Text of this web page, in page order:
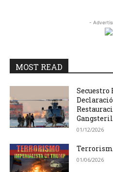
-
MOST READ
Secuestro
01/12/2026
01/06/2026